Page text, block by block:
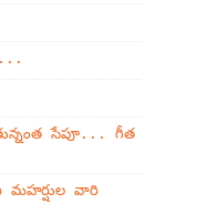
సేపూ... గీత
మహర్షుల వారి